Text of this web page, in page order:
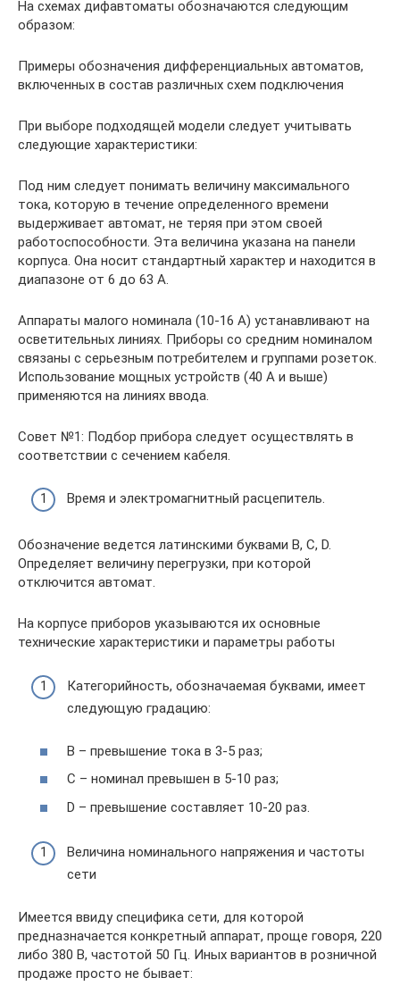
На схемах дифавтоматы обозначаются следующим
образом:
Примеры обозначения дифференциальных автоматов,
включенных в состав различных схем подключения
При выборе подходящей модели следует учитывать
следующие характеристики:
Под ним следует понимать величину максимального
тока, которую в течение определенного времени
выдерживает автомат, не теряя при этом своей
работоспособности. Эта величина указана на панели
корпуса. Она носит стандартный характер и находится в
диапазоне от 6 до 63 А.
Аппараты малого номинала (10-16 А) устанавливают на
осветительных линиях. Приборы со средним номиналом
связаны с серьезным потребителем и группами розеток.
Использование мощных устройств (40 А и выше)
применяются на линиях ввода.
Совет №1: Подбор прибора следует осуществлять в
соответствии с сечением кабеля.
Время и электромагнитный расцепитель.
Обозначение ведется латинскими буквами B, C, D.
Определяет величину перегрузки, при которой
отключится автомат.
На корпусе приборов указываются их основные
технические характеристики и параметры работы
Категорийность, обозначаемая буквами, имеет
следующую градацию:
В – превышение тока в 3-5 раз;
С – номинал превышен в 5-10 раз;
D – превышение составляет 10-20 раз.
Величина номинального напряжения и частоты
сети
Имеется ввиду специфика сети, для которой
предназначается конкретный аппарат, проще говоря, 220
либо 380 В, частотой 50 Гц. Иных вариантов в розничной
продаже просто не бывает: